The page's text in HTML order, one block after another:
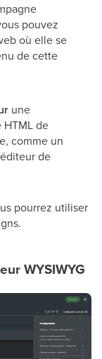
pouvez
où elle se
de cette
une
de
comme un
de
pourrez utiliser
WYSIWYG